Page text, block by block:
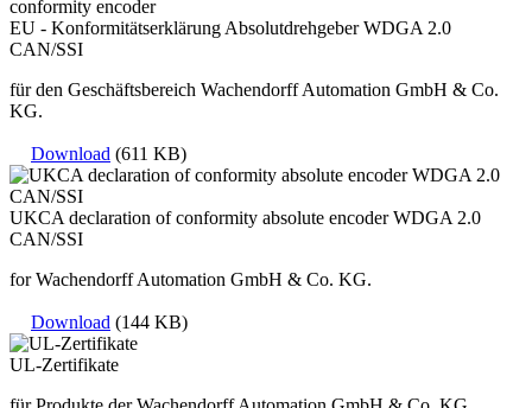
EU - Konformitätserklärung Absolutdrehgeber WDGA 2.0
CAN/SSI
für den Geschäftsbereich Wachendorff Automation GmbH & Co.
KG.
Download (611 KB)
UKCA declaration of conformity absolute encoder WDGA 2.0
CAN/SSI
for Wachendorff Automation GmbH & Co. KG.
Download (144 KB)
UL-Zertifikate